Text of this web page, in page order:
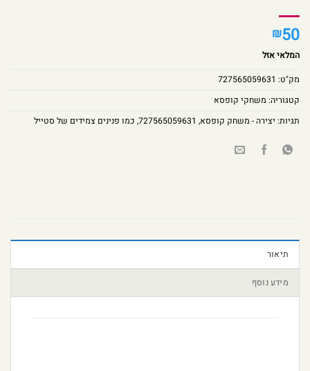
₪50
המלאי אזל
מק"ט: 727565059631
קטגוריה: משחקי קופסא
תגיות: יצירה - משחק קופסא,
727565059631
, כמו פנינים צמידים של סטייל
תיאור
מידע נוסף